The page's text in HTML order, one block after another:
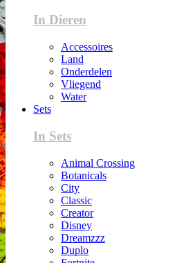
In Dieren
Accessoires
Land
Onderdelen
Vliegend
Water
Sets
In Sets
Animal Crossing
Botanicals
City
Classic
Creator
Disney
Dreamzzz
Duplo